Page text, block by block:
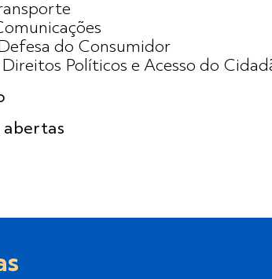
do Consumidor
Políticos e Acesso do
abertas